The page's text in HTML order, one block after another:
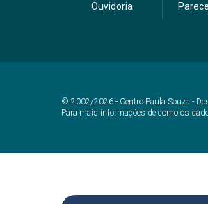
Ouvidoria
© 2002/2026 - Centro Paula Souza -
Para mais informações de como os